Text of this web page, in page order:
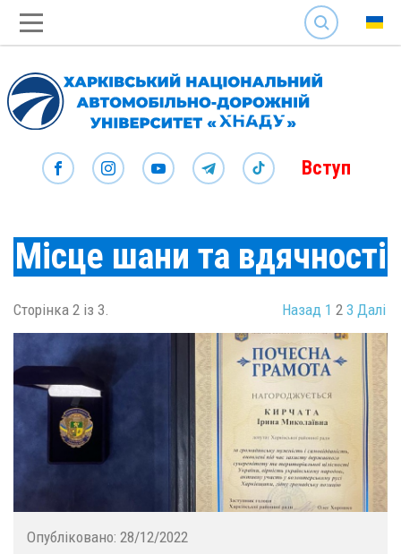
SEARCH
Вступ
Місце шани та вдячності
Сторінка 2 із 3. Назад 1 2 3 Далі
Опубліковано: 28/12/2022